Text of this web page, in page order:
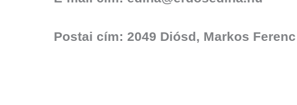
Postai cím: 2049 Diósd, Markos